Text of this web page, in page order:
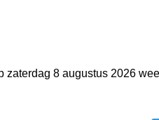
zaterdag 8 augustus 2026